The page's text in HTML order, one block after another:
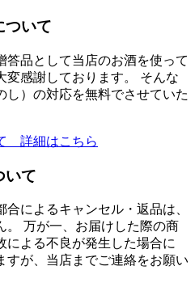
ついて
答品として当店のお酒を使って
変感謝しております。 そんな
し）の対応を無料でさせていた
詳細はこちら
いて
によるキャンセル・返品は、
。 万が一、お届けした際の商
による不良が発生した場合に
すが、当店までご連絡をお願い